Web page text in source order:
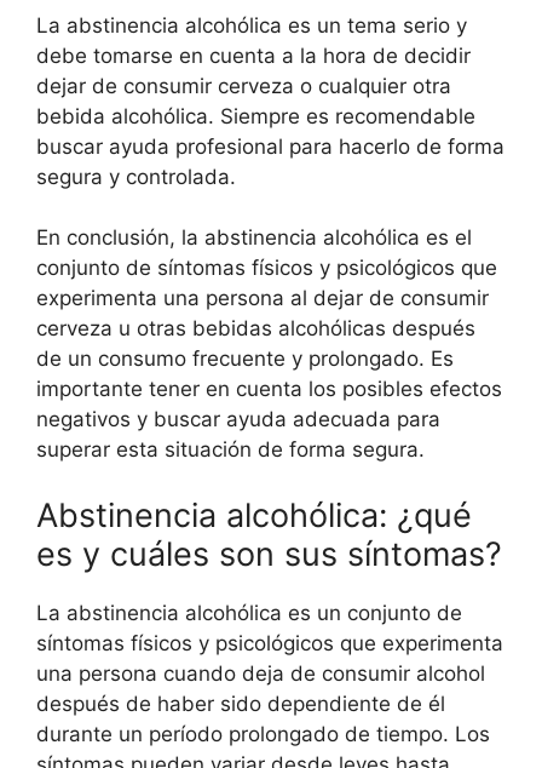
La abstinencia alcohólica es un tema serio y
debe tomarse en cuenta a la hora de decidir
dejar de consumir cerveza o cualquier otra
bebida alcohólica. Siempre es recomendable
buscar ayuda profesional para hacerlo de forma
segura y controlada.
En conclusión, la abstinencia alcohólica es el
conjunto de síntomas físicos y psicológicos que
experimenta una persona al dejar de consumir
cerveza u otras bebidas alcohólicas después
de un consumo frecuente y prolongado. Es
importante tener en cuenta los posibles efectos
negativos y buscar ayuda adecuada para
superar esta situación de forma segura.
Abstinencia alcohólica: ¿qué
es y cuáles son sus síntomas?
La abstinencia alcohólica es un conjunto de
síntomas físicos y psicológicos que experimenta
una persona cuando deja de consumir alcohol
después de haber sido dependiente de él
durante un período prolongado de tiempo. Los